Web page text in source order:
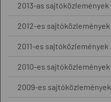
2013-as sajtóközlemények
2012-es sajtóközlemények
2011-es sajtóközlemények
2010-es sajtóközlemények
2009-es sajtóközlemények